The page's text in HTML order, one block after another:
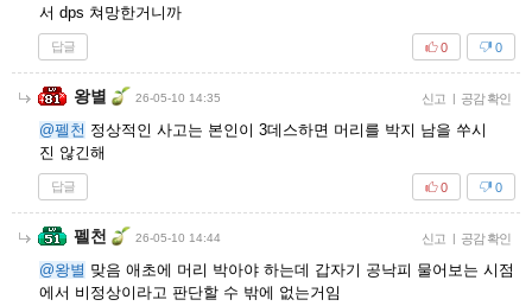
서 dps 쳐망한거니까
답글 0
0
왕별 26-05-10 14:35 신고 | 공감 확인
@펠천 정상적인 사고는 본인이 3데스하면 머리를 박지 남을 쑤시
진 않긴해
답글 0
0
펠천 26-05-10 14:44 신고 | 공감 확인
@왕별 맞음 애초에 머리 박아야 하는데 갑자기 공낙피 물어보는 시점
에서 비정상이라고 판단할 수 밖에 없는거임